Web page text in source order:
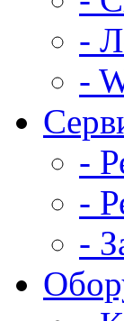
-
-
-
-
-